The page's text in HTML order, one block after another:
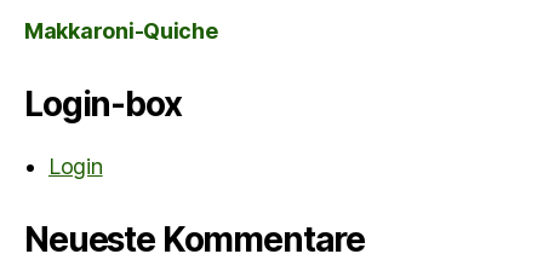
Makkaroni-Quiche
Login-box
Login
Neueste Kommentare